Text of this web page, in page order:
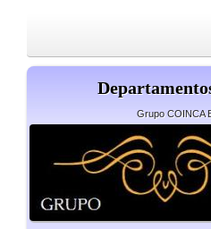
Grupo COINCA